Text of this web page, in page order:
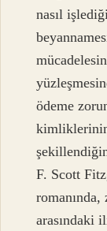
nasıl
ödeme
F. Scott
arasındaki